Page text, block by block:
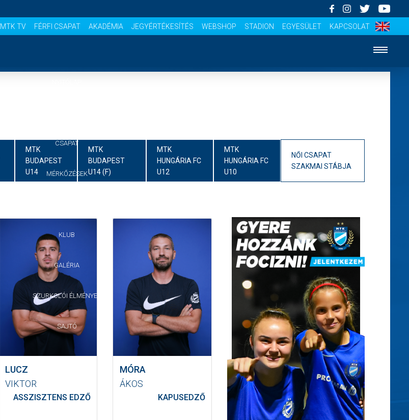
MTK TV FÉRFI CSAPAT AKADÉMIA JEGYÉRTÉKESÍTÉS WEBSHOP STADION EGYESÜLET KAPCSOLAT
CSAPAT
MÉRKŐZÉSEK
KLUB
GALÉRIA
SZURKOLÓI ÉLMÉNYEK
SAJTÓ
MTK
BUDAPEST
U14
MTK
BUDAPEST
U14 (F)
MTK
HUNGÁRIA FC
U12
MTK
HUNGÁRIA FC
U10
NŐI CSAPAT
SZAKMAI STÁBJA
LUCZ
VIKTOR
ASSZISZTENS EDZŐ
MÓRA
ÁKOS
KAPUSEDZŐ